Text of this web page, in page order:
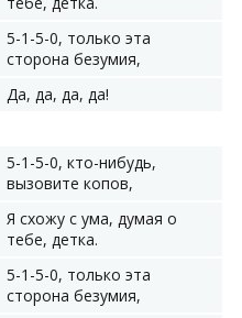
5-1-5-0, только эта
сторона безумия,
Да, да, да, да!
5-1-5-0, кто-нибудь,
вызовите копов,
Я схожу с ума, думая о
тебе, детка.
5-1-5-0, только эта
сторона безумия,